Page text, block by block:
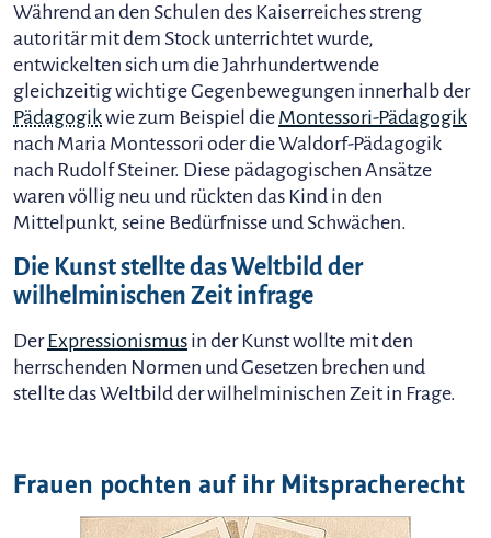
Während an den Schulen des Kaiserreiches streng
autoritär mit dem Stock unterrichtet wurde,
entwickelten sich um die Jahrhundertwende
gleichzeitig wichtige Gegenbewegungen innerhalb der
Pädagogikwie zum Beispiel die Montessori-Pädagogik
nach Maria Montessori oder die Waldorf-Pädagogik
nach Rudolf Steiner. Diese pädagogischen Ansätze
waren völlig neu und rückten das Kind in den
Mittelpunkt, seine Bedürfnisse und Schwächen.
Die Kunst stellte das Weltbild der
wilhelminischen Zeit infrage
DerExpressionismus in der Kunst wollte mit den
herrschenden Normen und Gesetzen brechen und
stellte das Weltbild der wilhelminischen Zeit in Frage.
Frauen pochten auf ihr Mitspracherecht